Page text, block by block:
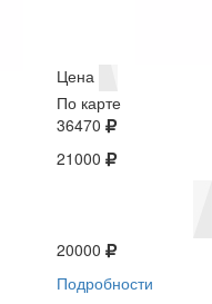
Цена
По карте
36470
21000
20000
Подробности